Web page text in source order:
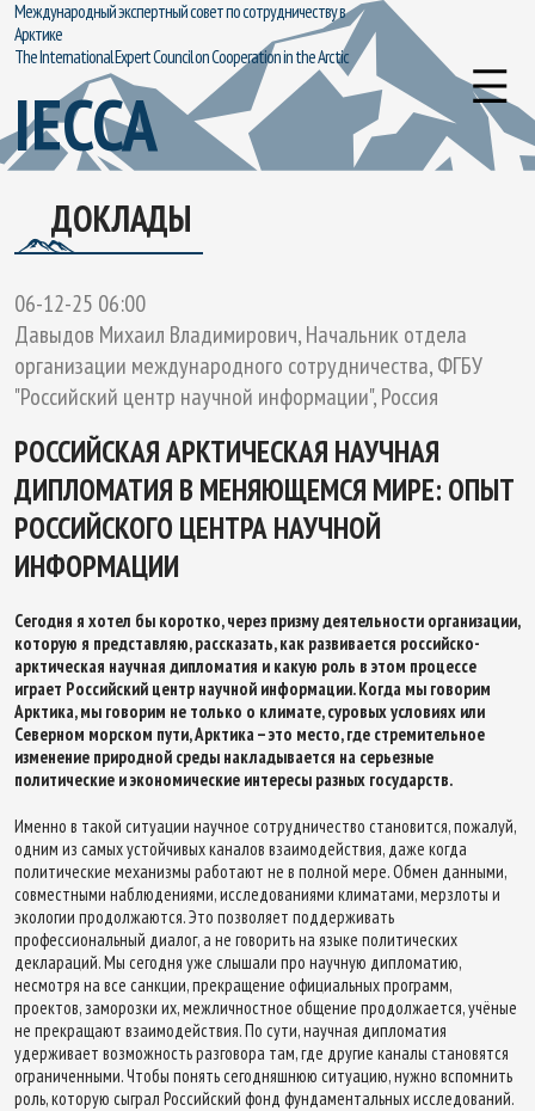
Международный экспертный совет по сотрудничеству в
Арктике
The International Expert Council on Cooperation in the Arctic
IECCA
ДОКЛАДЫ
06-12-25 06:00
Давыдов Михаил Владимирович, Начальник отдела
организации международного сотрудничества, ФГБУ
"Российский центр научной информации", Россия
РОССИЙСКАЯ АРКТИЧЕСКАЯ НАУЧНАЯ
ДИПЛОМАТИЯ В МЕНЯЮЩЕМСЯ МИРЕ: ОПЫТ
РОССИЙСКОГО ЦЕНТРА НАУЧНОЙ
ИНФОРМАЦИИ
Сегодня я хотел бы коротко, через призму деятельности организации,
которую я представляю, рассказать, как развивается российско-
арктическая научная дипломатия и какую роль в этом процессе
играет Российский центр научной информации. Когда мы говорим
Арктика, мы говорим не только о климате, суровых условиях или
Северном морском пути, Арктика – это место, где стремительное
изменение природной среды накладывается на серьезные
политические и экономические интересы разных государств.
Именно в такой ситуации научное сотрудничество становится, пожалуй,
одним из самых устойчивых каналов взаимодействия, даже когда
политические механизмы работают не в полной мере. Обмен данными,
совместными наблюдениями, исследованиями климатами, мерзлоты и
экологии продолжаются. Это позволяет поддерживать
профессиональный диалог, а не говорить на языке политических
деклараций. Мы сегодня уже слышали про научную дипломатию,
несмотря на все санкции, прекращение официальных программ,
проектов, заморозки их, межличностное общение продолжается, учёные
не прекращают взаимодействия. По сути, научная дипломатия
удерживает возможность разговора там, где другие каналы становятся
ограниченными. Чтобы понять сегодняшнюю ситуацию, нужно вспомнить
роль, которую сыграл Российский фонд фундаментальных исследований.